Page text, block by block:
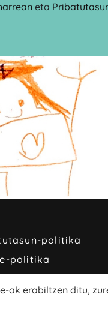
eta
politika
politika
ak erabiltzen ditu,